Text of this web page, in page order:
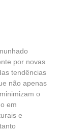
por novas
tendências
não apenas
o
em
e